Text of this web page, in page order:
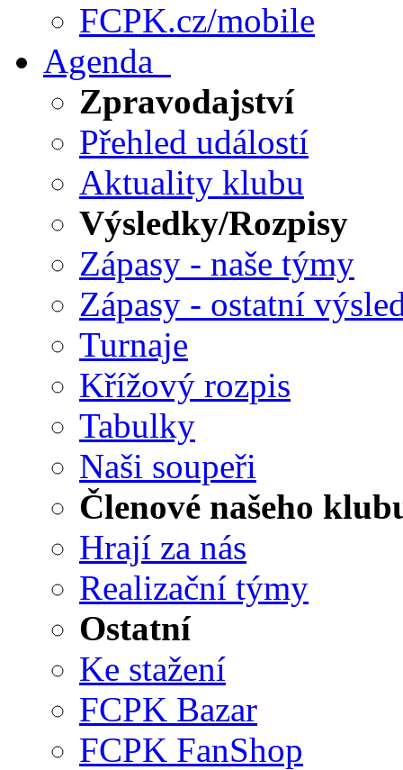
FCPK.cz/mobile
Agenda
Zpravodajství
Přehled událostí
Aktuality klubu
Výsledky/Rozpisy
Zápasy - naše týmy
Zápasy - ostatní
Turnaje
Křížový rozpis
Tabulky
Naši soupeři
Členové našeho
Hrají za nás
Realizační týmy
Ostatní
Ke stažení
FCPK Bazar
FCPK FanShop